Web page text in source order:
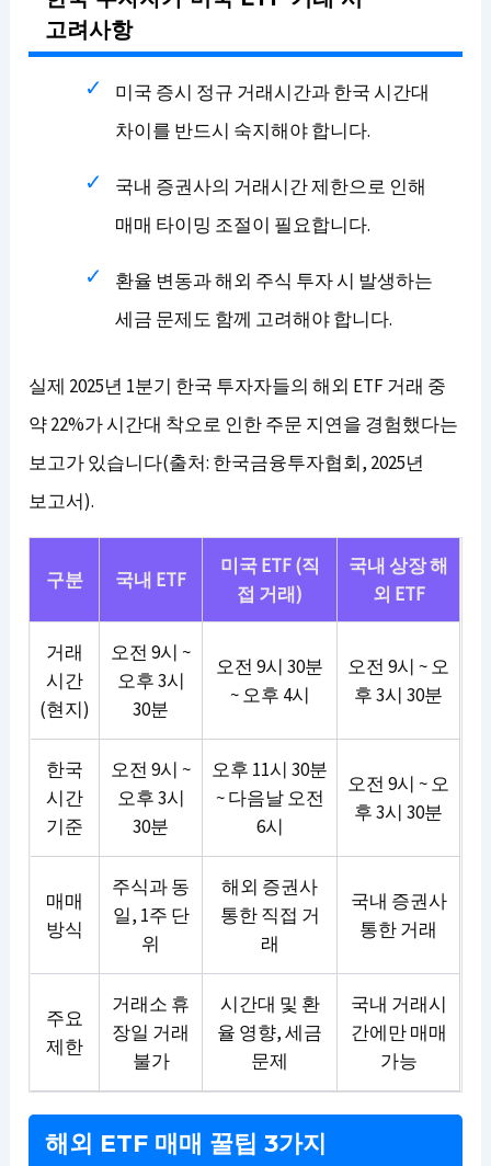
고려사항
미국 증시 정규 거래시간과 한국 시간대
차이를 반드시 숙지해야 합니다.
국내 증권사의 거래시간 제한으로 인해
매매 타이밍 조절이 필요합니다.
환율 변동과 해외 주식 투자 시 발생하는
세금 문제도 함께 고려해야 합니다.
실제 2025년 1분기 한국 투자자들의 해외 ETF 거래 중
약 22%가 시간대 착오로 인한 주문 지연을 경험했다는
보고가 있습니다(출처: 한국금융투자협회, 2025년
보고서).
구분 국내 ETF
미국 ETF (직
접 거래)
국내 상장 해
외 ETF
거래
시간
(현지)
오전 9시 ~
오후 3시
30분
오전 9시 30분
~ 오후 4시
오전 9시 ~ 오
후 3시 30분
한국
시간
기준
오전 9시 ~
오후 3시
30분
오후 11시 30분
~ 다음날 오전
6시
오전 9시 ~ 오
후 3시 30분
매매
방식
주식과 동
일, 1주 단
위
해외 증권사
통한 직접 거
래
국내 증권사
통한 거래
주요
제한
거래소 휴
장일 거래
불가
시간대 및 환
율 영향, 세금
문제
국내 거래시
간에만 매매
가능
해외 ETF 매매 꿀팁 3가지